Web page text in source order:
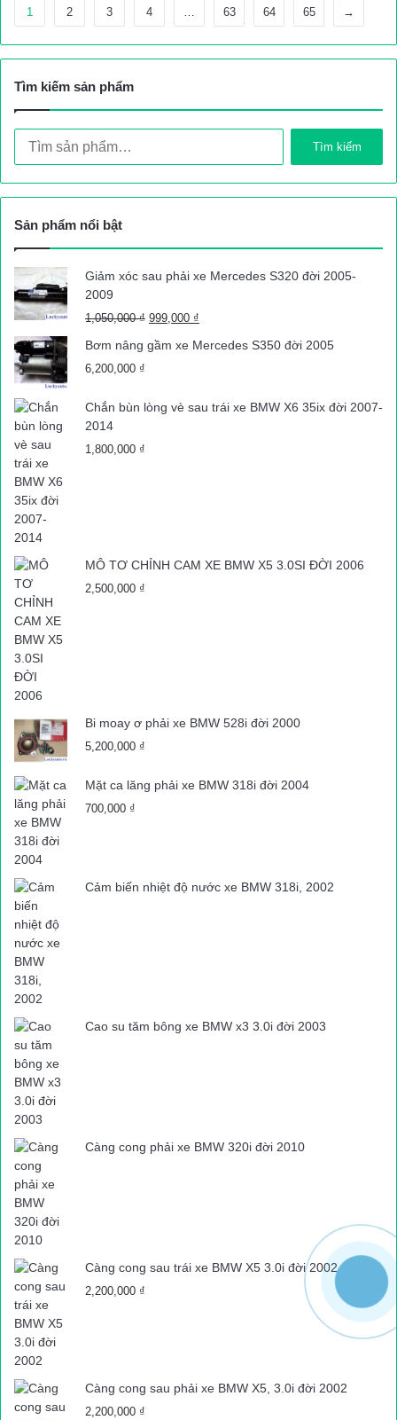
1 2 3 4 … 63 64 65 →
Tìm kiếm sản phẩm
kiếm:
Tìm kiếm
Sản phẩm nổi bật
Giảm xóc sau phải xe Mercedes S320 đời 2005-
2009
1,050,000₫ Giá
là:
999,000 ₫
Bơm nâng gầm xe Mercedes S350 đời 2005
6,200,000 ₫
Chắn bùn lòng vè sau trái xe BMW X6 35ix đời 2007-
2014
1,800,000 ₫
MÔ TƠ CHỈNH CAM XE BMW X5 3.0SI ĐỜI 2006
2,500,000 ₫
Bi moay ơ phải xe BMW 528i đời 2000
5,200,000 ₫
Mặt ca lăng phải xe BMW 318i đời 2004
700,000 ₫
Cảm biến nhiệt độ nước xe BMW 318i, 2002
Cao su tăm bông xe BMW x3 3.0i đời 2003
Càng cong phải xe BMW 320i đời 2010
Càng cong sau trái xe BMW X5 3.0i đời 2002
2,200,000 ₫
Càng cong sau phải xe BMW X5, 3.0i đời 2002
2,200,000 ₫